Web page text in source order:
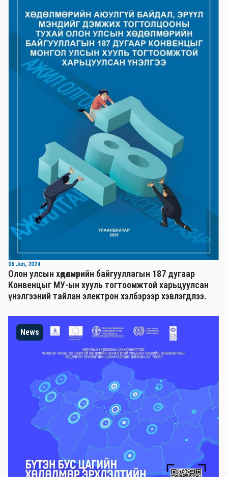
06 Jun, 2024
Олон улсын хөдөлмөрийн байгууллагын 187 дугаар
Конвенцыг МУ-ын хууль тогтоомжтой харьцуулсан
үнэлгээний тайлан электрон хэлбэрээр хэвлэгдлээ.
News